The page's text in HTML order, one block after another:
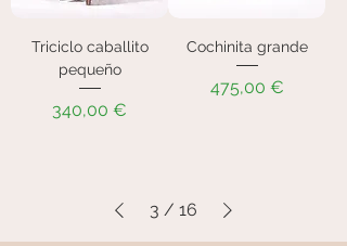
Triciclo caballito
pequeño
Precio
340,00 €
Cochinita grande
Precio
475,00 €
3 / 16